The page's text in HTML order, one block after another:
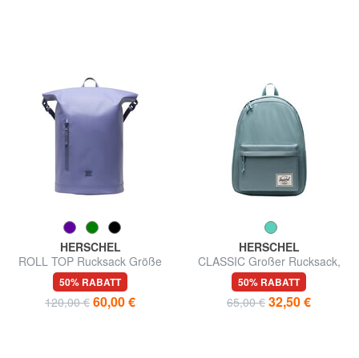
HERSCHEL
ROLL TOP Rucksack Größe
L, für 15"/16"-Laptop
50% RABATT
120,00 € 60,00 €
HERSCHEL
CLASSIC Großer Rucksack,
15/16"-Laptopfach
50% RABATT
65,00 € 32,50 €